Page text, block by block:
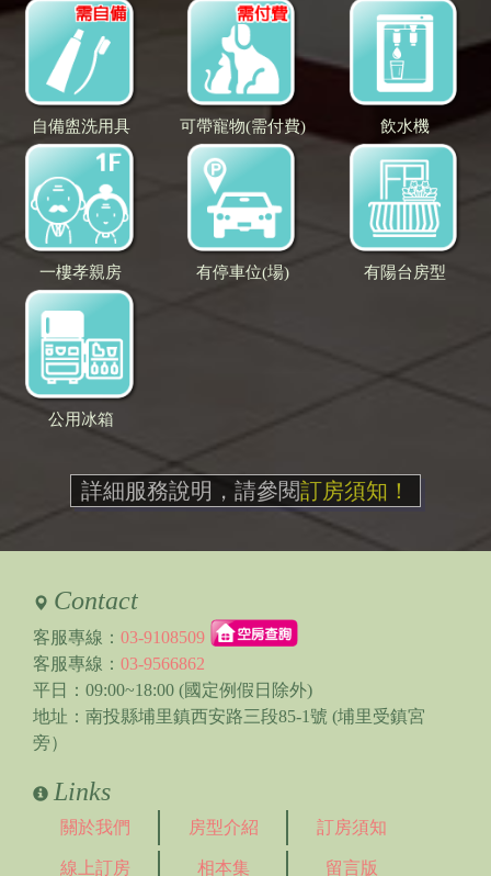
自備盥洗用具 可帶寵物(需付費) 飲水機
一樓孝親房 有停車位(場) 有陽台房型
公用冰箱
詳細服務說明，請參閱訂房須知！
Contact
客服專線： 03-9108509
客服專線： 03-9566862
平日：09:00~18:00 (國定例假日除外)
地址：南投縣埔里鎮西安路三段85-1號 (埔里受鎮宮
旁）
Links
關於我們 房型介紹 訂房須知
線上訂房 相本集 留言版